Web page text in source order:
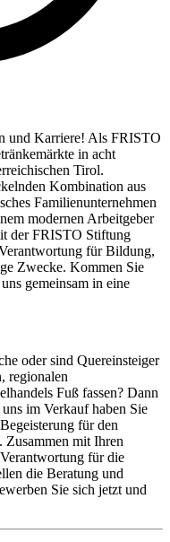
und Karriere! Als FRISTO
in acht
Tirol.
Kombination aus
Familienunternehmen
modernen Arbeitgeber
der FRISTO Stiftung
für Bildung,
Zwecke. Kommen Sie
gemeinsam in eine
oder sind Quereinsteiger
regionalen
Fuß fassen? Dann
im Verkauf haben Sie
für den
mit Ihren
für die
die Beratung und
Sie sich jetzt und